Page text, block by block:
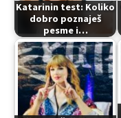
Katarinin test: Koliko
dobro poznaješ
pesme i…